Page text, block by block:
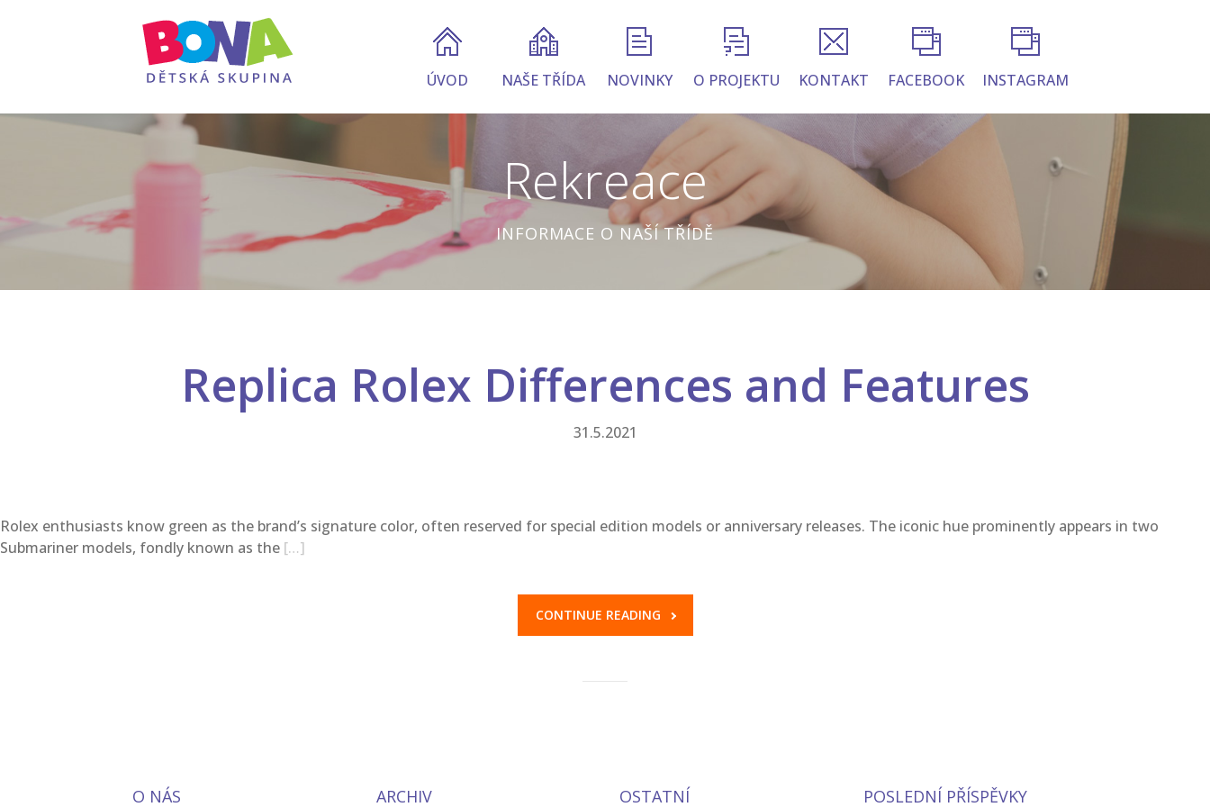
ÚVOD NAŠE TŘÍDA NOVINKY O PROJEKTU KONTAKT FACEBOOK INSTAGRAM
Rekreace
INFORMACE O NAŠÍ TŘÍDĚ
Replica Rolex Differences and Features
31.5.2021
Rolex enthusiasts know green as the brand’s signature color, often reserved for special edition models or anniversary releases. The iconic hue prominently appears in two
Submariner models, fondly known as the […]
CONTINUE READING
O NÁS ARCHIV OSTATNÍ POSLEDNÍ PŘÍSPĚVKY